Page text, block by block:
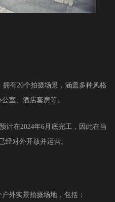
有20个拍摄场景，涵盖多种风格
室、酒店套房等。
计在2024年6月底完工，因此在当
经对外开放并运营。
外实景拍摄场地，包括：